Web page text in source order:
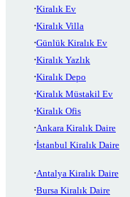
Kiralık Ev
Kiralık Villa
Günlük Kiralık Ev
Kiralık Yazlık
Kiralık Depo
Kiralık Müstakil Ev
Kiralık Ofis
Ankara Kiralık Daire
İstanbul Kiralık Daire
Antalya Kiralık Daire
Bursa Kiralık Daire